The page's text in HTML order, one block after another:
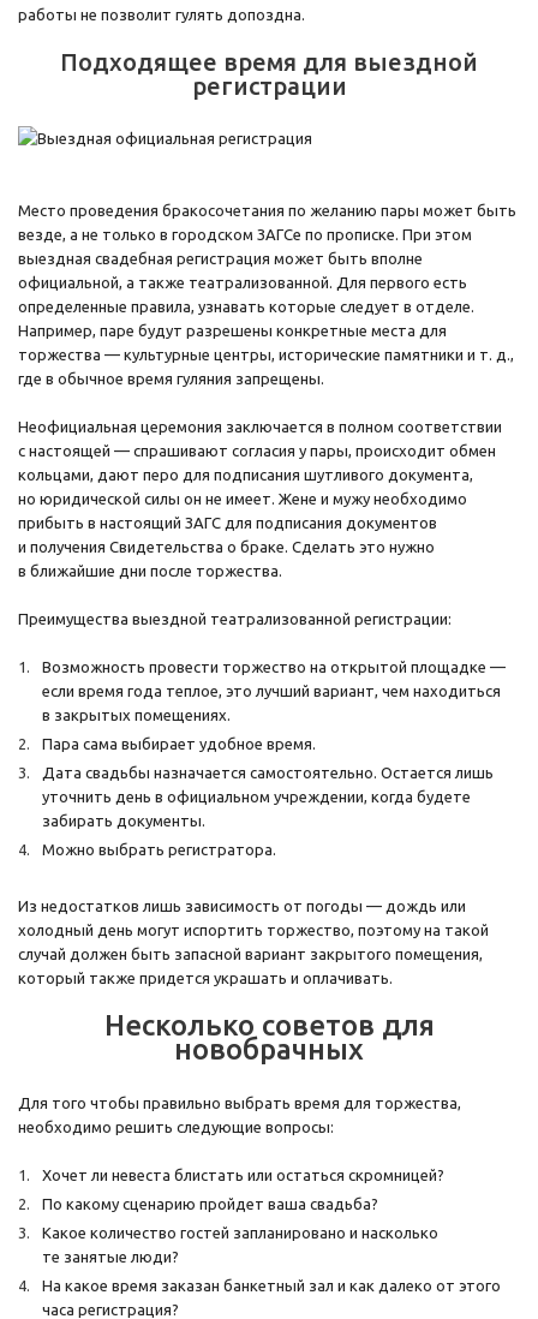
работы не позволит гулять допоздна.
Подходящее время для выездной
регистрации
Место проведения бракосочетания по желанию пары может быть
везде, а не только в городском ЗАГСе по прописке. При этом
выездная свадебная регистрация может быть вполне
официальной, а также театрализованной. Для первого есть
определенные правила, узнавать которые следует в отделе.
Например, паре будут разрешены конкретные места для
торжества — культурные центры, исторические памятники и т. д.,
где в обычное время гуляния запрещены.
Неофициальная церемония заключается в полном соответствии
с настоящей — спрашивают согласия у пары, происходит обмен
кольцами, дают перо для подписания шутливого документа,
но юридической силы он не имеет. Жене и мужу необходимо
прибыть в настоящий ЗАГС для подписания документов
и получения Свидетельства о браке. Сделать это нужно
в ближайшие дни после торжества.
Преимущества выездной театрализованной регистрации:
Возможность провести торжество на открытой площадке —
если время года теплое, это лучший вариант, чем находиться
в закрытых помещениях.
Пара сама выбирает удобное время.
Дата свадьбы назначается самостоятельно. Остается лишь
уточнить день в официальном учреждении, когда будете
забирать документы.
Можно выбрать регистратора.
Из недостатков лишь зависимость от погоды — дождь или
холодный день могут испортить торжество, поэтому на такой
случай должен быть запасной вариант закрытого помещения,
который также придется украшать и оплачивать.
Несколько советов для
новобрачных
Для того чтобы правильно выбрать время для торжества,
необходимо решить следующие вопросы:
Хочет ли невеста блистать или остаться скромницей?
По какому сценарию пройдет ваша свадьба?
Какое количество гостей запланировано и насколько
те занятые люди?
На какое время заказан банкетный зал и как далеко от этого
часа регистрация?